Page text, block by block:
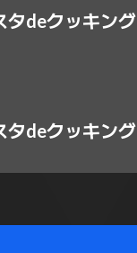
タdeクッキング
タdeクッキング